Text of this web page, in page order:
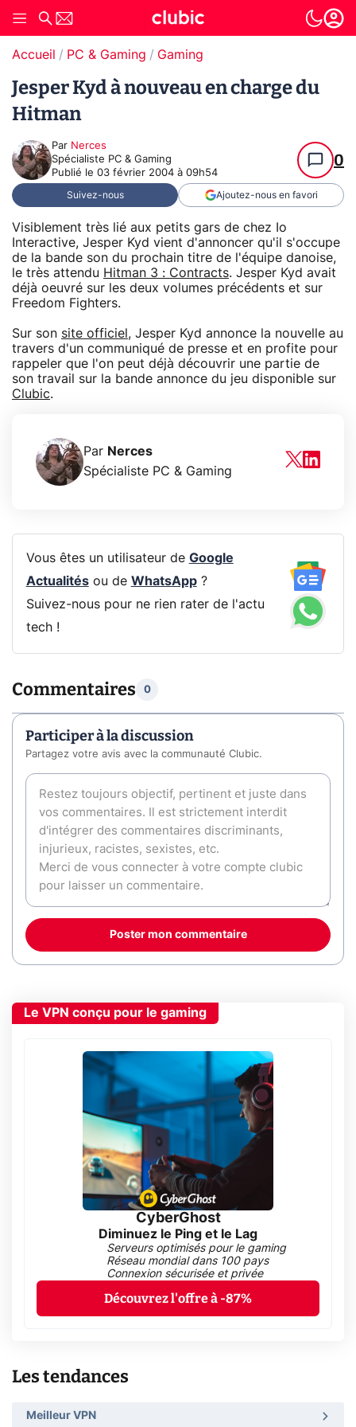
Accueil PC & Gaming Gaming
Jesper Kyd à nouveau en charge du
Hitman
Par Nerces
Spécialiste PC & Gaming
Publié le 03 février 2004 à 09h54
0
Suivez-nous Ajoutez-nous en favori
Visiblement très lié aux petits gars de chez Io
Interactive, Jesper Kyd vient d'annoncer qu'il s'occupe
de la bande son du prochain titre de l'équipe danoise,
le très attendu Hitman 3 : Contracts. Jesper Kyd avait
déjà oeuvré sur les deux volumes précédents et sur
Freedom Fighters.
Sur son site officiel , Jesper Kyd annonce la nouvelle au
travers d'un communiqué de presse et en profite pour
rappeler que l'on peut déjà découvrir une partie de
son travail sur la bande annonce du jeu disponible sur
Clubic.
Par Nerces
Spécialiste PC & Gaming
Vous êtes un utilisateur de Google
Actualitésou de WhatsApp?
Suivez-nous pour ne rien rater de l'actu
tech !
Commentaires 0
Participer à la discussion
Partagez votre avis avec la communauté Clubic.
Poster mon commentaire
Le VPN conçu pour le gaming
CyberGhost
Diminuez le Ping et le Lag
Serveurs optimisés pour le gaming
Réseau mondial dans 100 pays
Connexion sécurisée et privée
Découvrez l'offre à -87%
Les tendances
Meilleur VPN